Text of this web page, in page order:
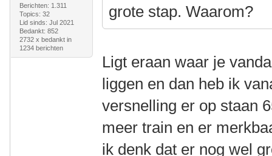
Berichten: 1.311
Topics: 32
Lid sinds: Jul 2021
Bedankt: 852
2732 x bedankt in
1234 berichten
grote stap. Waarom?
Ligt eraan waar je
liggen en dan heb ik
versnelling er op staan
meer train en er
ik denk dat er nog wel